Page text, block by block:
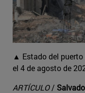
▲ Estado del
el 4 de agosto de
ARTÍCULO/